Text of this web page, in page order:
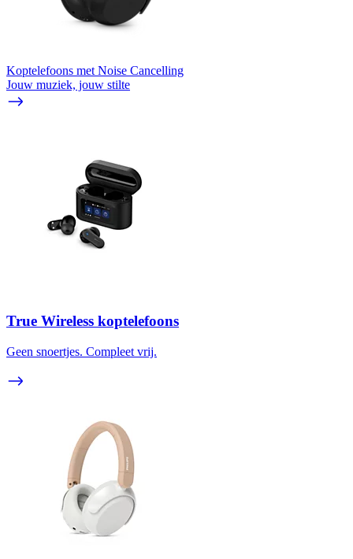
Koptelefoons met Noise Cancelling
Jouw muziek, jouw stilte
True Wireless koptelefoons
Geen snoertjes. Compleet vrij.